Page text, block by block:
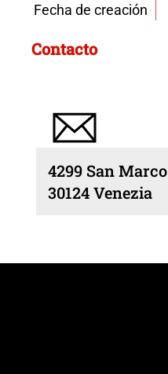
Fecha de creación
Contacto
4299 San Marco
30124 Venezia